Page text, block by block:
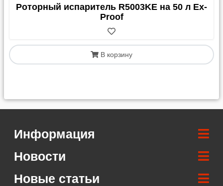
Роторный испаритель R5003KE на 50 л Ex-
Proof
В корзину
Информация
Новости
Новые статьи